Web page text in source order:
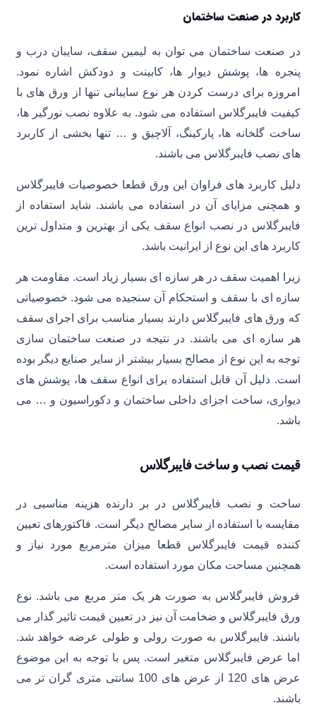
کاربرد در صنعت ساختمان
در صنعت ساختمان می توان به لیمین سقف، سایبان درب و
پنجره ها، پوشش دیوار ها، کابینت و دودکش اشاره نمود.
امروزه برای درست کردن هر نوع سایبانی تنها از ورق های با
کیفیت فایبرگلاس استفاده می شود. به علاوه نصب نورگیر ها،
ساخت گلخانه ها، پارکینگ، آلاچیق و … تنها بخشی از کاربرد
های نصب فایبرگلاس می باشند.
دلیل کاربرد های فراوان این ورق قطعا خصوصیات فایبرگلاس
و همچنی مزایای آن در استفاده می باشند. شاید استفاده از
فایبرگلاس در نصب انواع سقف یکی از بهترین و متداول ترین
کاربرد های این نوع از ایرانیت باشد.
زیرا اهمیت سقف در هر سازه ای بسیار زیاد است. مقاومت هر
سازه ای با سقف و استحکام آن سنجیده می شود. خصوصیاتی
که ورق های فایبرگلاس دارند بسیار مناسب برای اجرای سقف
هر سازه ای می باشند. در نتیجه در صنعت ساختمان سازی
توجه به این نوع از مصالح بسیار بیشتر از سایر صنایع دیگر بوده
است. دلیل آن قابل استفاده برای انواع سقف ها، پوشش های
دیواری، ساخت اجزای داخلی ساختمان و دکوراسیون و … می
باشد.
قیمت نصب و ساخت فایبرگلاس
ساخت و نصب فایبرگلاس در بر دارنده هزینه مناسبی در
مقایسه با استفاده از سایر مصالح دیگر است. فاکتورهای تعیین
کننده قیمت فایبرگلاس قطعا میزان مترمربع مورد نیاز و
همچنین مساحت مکان مورد استفاده است.
فروش فایبرگلاس به صورت هر یک متر مربع می باشد. نوع
ورق فایبرگلاس و ضخامت آن نیز در تعیین قیمت تاثیر گذار می
باشند. فایبرگلاس به صورت رولی و طولی عرضه خواهد شد.
اما عرض فایبرگلاس متغیر است. پس با توجه به این موضوع
عرض های 120 از عرض های 100 سانتی متری گران تر می
باشند.